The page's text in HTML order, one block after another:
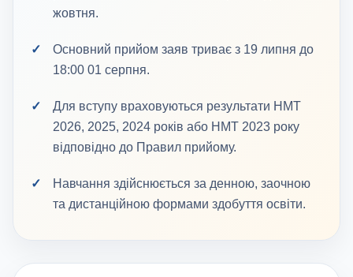
жовтня.
Основний прийом заяв триває з 19 липня до
18:00 01 серпня.
Для вступу враховуються результати НМТ
2026, 2025, 2024 років або НМТ 2023 року
відповідно до Правил прийому.
Навчання здійснюється за денною, заочною
та дистанційною формами здобуття освіти.